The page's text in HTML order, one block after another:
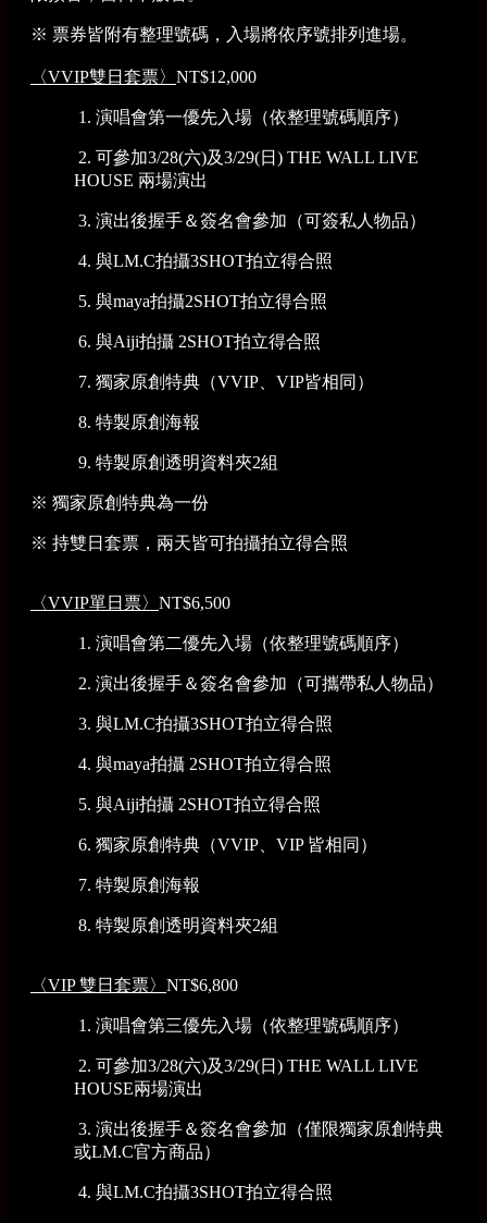
※ 票券皆附有整理號碼，入場將依序號排列進場。
〈VVIP雙日套票〉 NT$12,000
1. 演唱會第一優先入場（依整理號碼順序）
2. 可參加3/28(六)及3/29(日) THE WALL LIVE
HOUSE 兩場演出
3. 演出後握手＆簽名會參加（可簽私人物品）
4. 與LM.C拍攝3SHOT拍立得合照
5. 與maya拍攝2SHOT拍立得合照
6. 與Aiji拍攝 2SHOT拍立得合照
7. 獨家原創特典（VVIP、VIP皆相同）
8. 特製原創海報
9. 特製原創透明資料夾2組
※ 獨家原創特典為一份
※ 持雙日套票，兩天皆可拍攝拍立得合照
〈VVIP單日票〉 NT$6,500
1. 演唱會第二優先入場（依整理號碼順序）
2. 演出後握手＆簽名會參加（可攜帶私人物品）
3. 與LM.C拍攝3SHOT拍立得合照
4. 與maya拍攝 2SHOT拍立得合照
5. 與Aiji拍攝 2SHOT拍立得合照
6. 獨家原創特典（VVIP、VIP 皆相同）
7. 特製原創海報
8. 特製原創透明資料夾2組
〈VIP 雙日套票〉 NT$6,800
1. 演唱會第三優先入場（依整理號碼順序）
2. 可參加3/28(六)及3/29(日) THE WALL LIVE
HOUSE兩場演出
3. 演出後握手＆簽名會參加（僅限獨家原創特典
或LM.C官方商品）
4. 與LM.C拍攝3SHOT拍立得合照